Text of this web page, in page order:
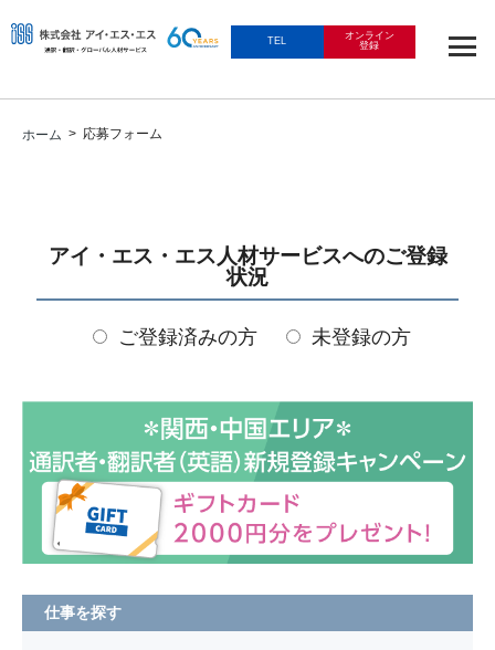
TEL
オンライン
登録
ホーム > 応募フォーム
アイ・エス・エス人材サービスへのご登録
状況
ご登録済みの方 未登録の方
仕事を探す